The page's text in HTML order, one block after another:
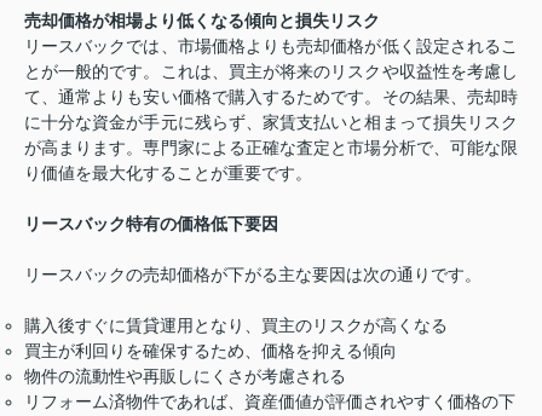
売却価格が相場より低くなる傾向と損失リスク
リースバックでは、市場価格よりも売却価格が低く設定されるこ
とが一般的です。これは、買主が将来のリスクや収益性を考慮し
て、通常よりも安い価格で購入するためです。その結果、売却時
に十分な資金が手元に残らず、家賃支払いと相まって損失リスク
が高まります。専門家による正確な査定と市場分析で、可能な限
り価値を最大化することが重要です。
リースバック特有の価格低下要因
リースバックの売却価格が下がる主な要因は次の通りです。
購入後すぐに賃貸運用となり、買主のリスクが高くなる
買主が利回りを確保するため、価格を抑える傾向
物件の流動性や再販しにくさが考慮される
リフォーム済物件であれば、資産価値が評価されやすく価格の下